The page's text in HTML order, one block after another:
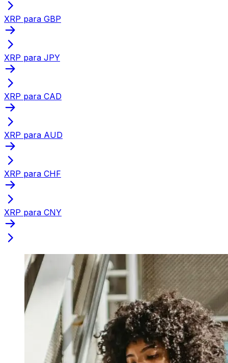
XRP para GBP
XRP para JPY
XRP para CAD
XRP para AUD
XRP para CHF
XRP para CNY